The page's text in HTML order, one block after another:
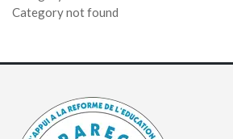
Category not found